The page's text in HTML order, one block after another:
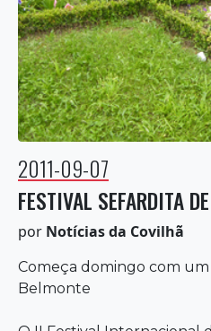
2011-09-07
FESTIVAL SEFARDITA
por Notícias da Covilhã
Começa domingo com
Belmonte